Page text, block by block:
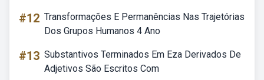
#12 Transformações E Permanências Nas Trajetórias
Dos Grupos Humanos 4 Ano
#13 Substantivos Terminados Em Eza Derivados De
Adjetivos São Escritos Com